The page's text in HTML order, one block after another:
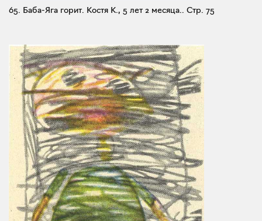
65. Баба-Яга горит. Костя К., 5 лет 2 месяца.. Стр. 75